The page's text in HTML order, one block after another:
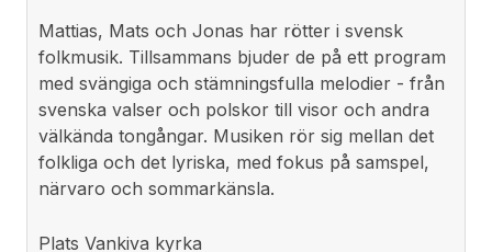
Mattias, Mats och Jonas har rötter i svensk
folkmusik. Tillsammans bjuder de på ett program
med svängiga och stämningsfulla melodier - från
svenska valser och polskor till visor och andra
välkända tongångar. Musiken rör sig mellan det
folkliga och det lyriska, med fokus på samspel,
närvaro och sommarkänsla.
Plats Vankiva kyrka